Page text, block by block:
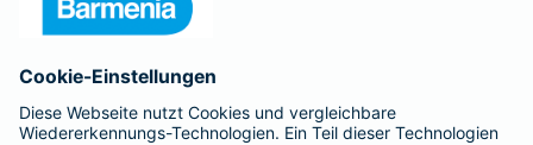
Barmenia ist Teil der BarmeniaGothaer
BELIEBTE SEITEN